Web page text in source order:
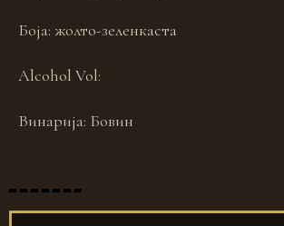
Боја: жолто-зеленкаста
Alcohol Vol:
Винарија: Бовин